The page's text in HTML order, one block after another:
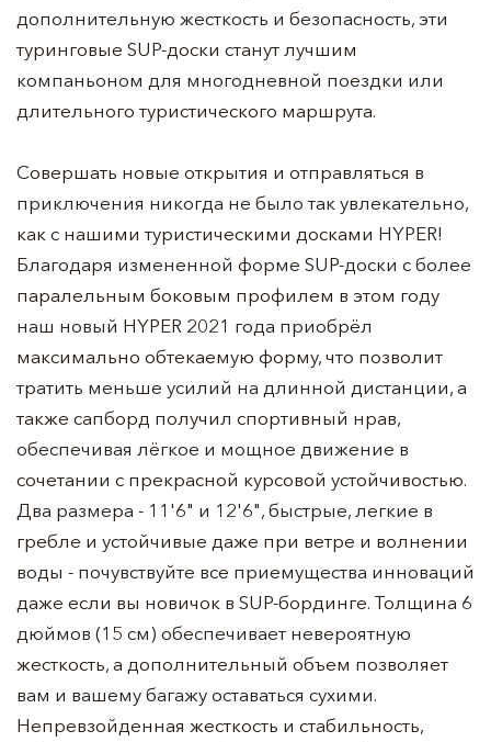
дополнительную жесткость и безопасность, эти
туринговые SUP-доски станут лучшим
компаньоном для многодневной поездки или
длительного туристического маршрута.
Совершать новые открытия и отправляться в
приключения никогда не было так увлекательно,
как с нашими туристическими досками HYPER!
Благодаря измененной форме SUP-доски с более
паралельным боковым профилем в этом году
наш новый HYPER 2021 года приобрёл
максимально обтекаемую форму, что позволит
тратить меньше усилий на длинной дистанции, а
также сапборд получил спортивный нрав,
обеспечивая лёгкое и мощное движение в
сочетании с прекрасной курсовой устойчивостью.
Два размера - 11'6" и 12'6", быстрые, легкие в
гребле и устойчивые даже при ветре и волнении
воды - почувствуйте все приемущества инноваций
даже если вы новичок в SUP-бординге. Толщина 6
дюймов (15 см) обеспечивает невероятную
жесткость, а дополнительный объем позволяет
вам и вашему багажу оставаться сухими.
Непревзойденная жесткость и стабильность,